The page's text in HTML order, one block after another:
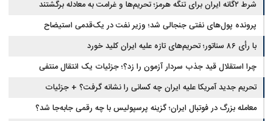
شرط ۲گانه ایران برای تنگه هرمز؛ تحریم‌ها و غرامت به معادله برگشتند
پرونده پول‌های نفتی جنجالی شد؛ وزیر نفت در یک‌قدمی استیضاح
با رأی ۸۶ سناتور؛ تحریم‌های تازه علیه ایران کلید خورد
چرا استقلال قید جذب سردار آزمون را زد؟؛ جزئیات یک انتقال منتفی
تحریم جدید آمریکا علیه ایران چه کسانی را نشانه گرفت؟ + جزئیات
معامله بزرگ در فوتبال ایران؛ گزینه پرسپولیس با چه رقمی جابه‌جا شد؟